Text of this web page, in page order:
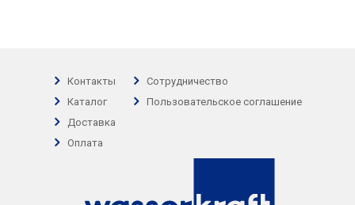
Контакты
Каталог
Доставка
Оплата
Сотрудничество
Пользовательское соглашение